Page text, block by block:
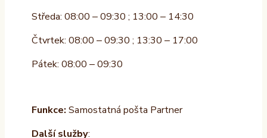
Středa: 08:00 – 09:30 ; 13:00 – 14:30
Čtvrtek: 08:00 – 09:30 ; 13:30 – 17:00
Pátek: 08:00 – 09:30
Funkce: Samostatná pošta Partner
Další služby: